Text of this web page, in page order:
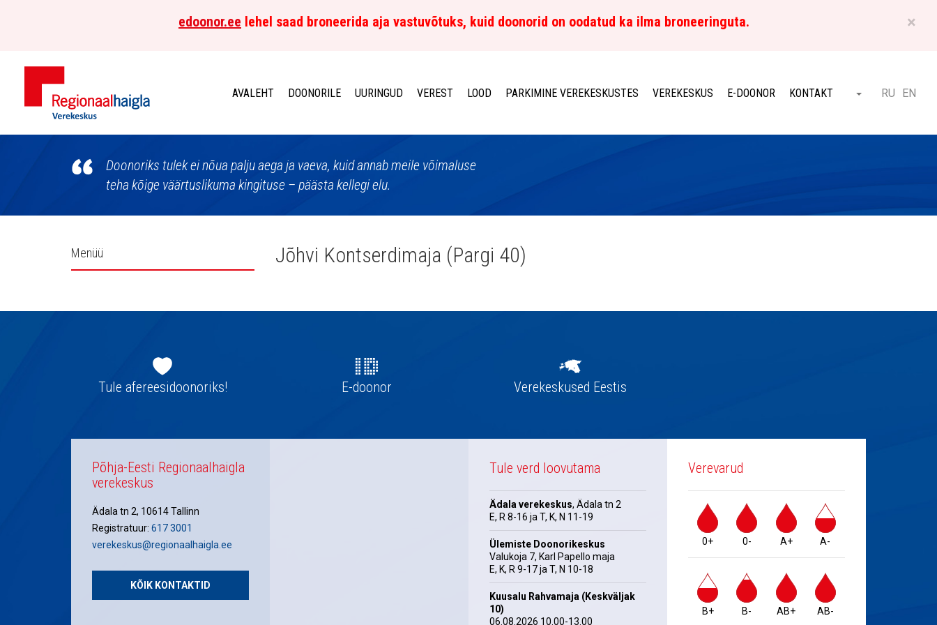
×
edoonor.ee lehel saad broneerida aja vastuvõtuks, kuid doonorid on oodatud ka ilma broneeringuta.
Põhja-
AVALEHT DOONORILE UURINGUD VEREST LOOD PARKIMINE VEREKESKUSTES VEREKESKUS E-DOONOR KONTAKT Otsi ET
RU EN
Doonoriks tulek ei nõua palju aega ja vaeva, kuid annab meile võimaluse
teha kõige väärtuslikuma kingituse – päästa kellegi elu.
Külgpaani
Menüü Jõhvi Kontserdimaja (Pargi 40)
navigatsioonTule afereesidoonoriks! E-doonor Verekeskused Eestis
Põhja-Eesti Regionaalhaigla
verekeskus
Ädala tn 2, 10614 Tallinn
Registratuur: 617 3001
verekeskus@regionaalhaigla.ee
KÕIK KONTAKTID
Tule verd loovutama
Ädala verekeskus, Ädala tn 2
E, R 8-16 ja T, K, N 11-19
Ülemiste Doonorikeskus
Valukoja 7, Karl Papello maja
E, K, R 9-17 ja T, N 10-18
Kuusalu Rahvamaja (Keskväljak
10)
06.08.2026 10.00-13.00
Verevarud
0+ 0- A+ A-
B+ B- AB+ AB-